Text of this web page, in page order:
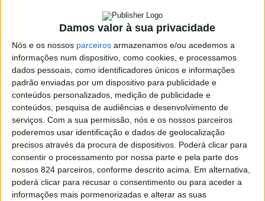
Damos valor à sua privacidade
Nós e os nossos parceiros armazenamos e/ou acedemos a
informações num dispositivo, como cookies, e processamos
dados pessoais, como identificadores únicos e informações
padrão enviadas por um dispositivo para publicidade e
conteúdos personalizados, medição de publicidade e
conteúdos, pesquisa de audiências e desenvolvimento de
serviços. Com a sua permissão, nós e os nossos parceiros
poderemos usar identificação e dados de geolocalização
precisos através da procura de dispositivos. Poderá clicar para
consentir o processamento por nossa parte e pela parte dos
nossos 824 parceiros, conforme descrito acima. Em alternativa,
poderá clicar para recusar o consentimento ou para aceder a
informações mais pormenorizadas e alterar as suas